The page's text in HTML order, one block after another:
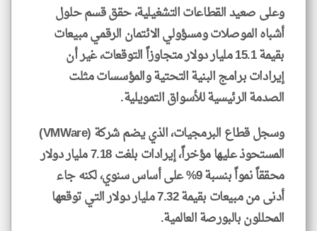
وعلى صعيد القطاعات التشغيلية، حقق قسم حلول
أشباه الموصلات ومسؤولي الائتمان الرقمي مبيعات
بقيمة 15.1 مليار دولار متجاوزاً التوقعات، غير أن
إيرادات برامج البنية التحتية والمؤسسات مثلت
الصدمة الرئيسية للأسواق التمويلية.
وسجل قطاع البرمجيات، الذي يضم شركة (VMWare)
المستحوذ عليها مؤخراً، إيرادات بلغت 7.18 مليار دولار
محققاً نمواً بنسبة 9% على أساس سنوي، لكنه جاء
أدنى من مبيعات بقيمة 7.32 مليار دولار التي توقعها
المحللون بالبورصة العالمية.